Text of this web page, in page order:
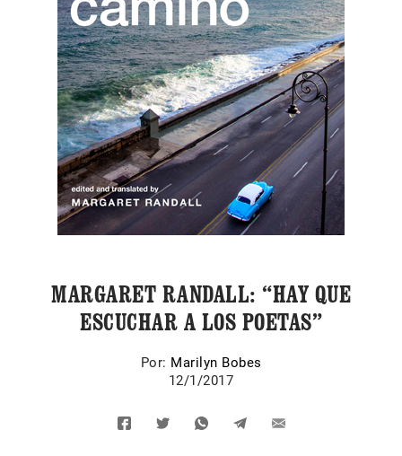
MARGARET RANDALL: “HAY QUE
ESCUCHAR A LOS POETAS”
Por: Marilyn Bobes
12/1/2017